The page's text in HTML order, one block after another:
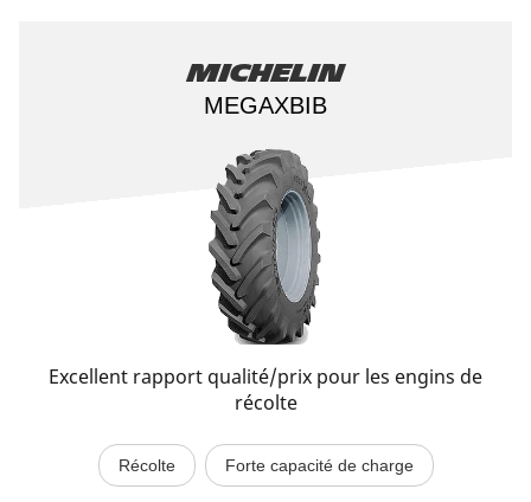
Michelin
MEGAXBIB​
Excellent rapport qualité/prix pour les engins de
récolte
Récolte Forte capacité de charge